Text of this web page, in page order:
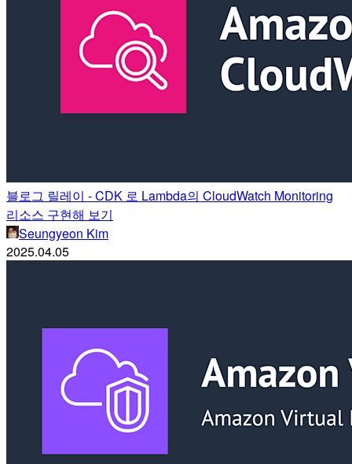
블로그 릴레이 - CDK 로 Lambda의 CloudWatch Monitoring
리소스 구현해 보기
Seungyeon Kim
2025.04.05